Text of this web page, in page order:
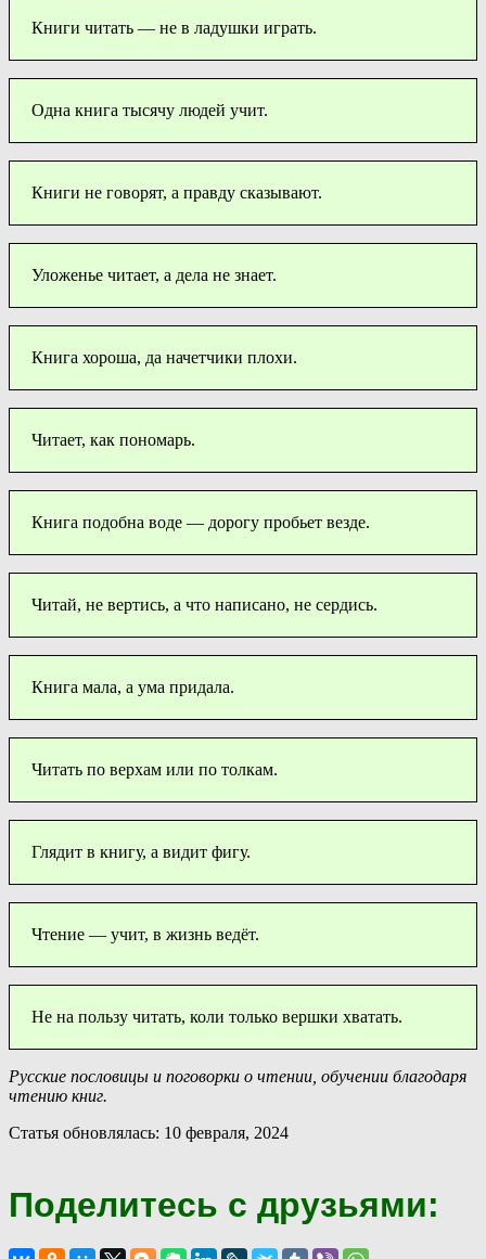
Книги читать — не в ладушки играть.
Одна книга тысячу людей учит.
Книги не говорят, а правду сказывают.
Уложенье читает, а дела не знает.
Книга хороша, да начетчики плохи.
Читает, как пономарь.
Книга подобна воде — дорогу пробьет везде.
Читай, не вертись, а что написано, не сердись.
Книга мала, а ума придала.
Читать по верхам или по толкам.
Глядит в книгу, а видит фигу.
Чтение — учит, в жизнь ведёт.
Не на пользу читать, коли только вершки хватать.
Русские пословицы и поговорки о чтении, обучении благодаря
чтению книг.
Статья обновлялась: 10 февраля, 2024
Поделитесь с друзьями: